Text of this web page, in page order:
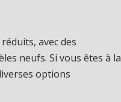
avec des
neufs. Si vous êtes à la
options